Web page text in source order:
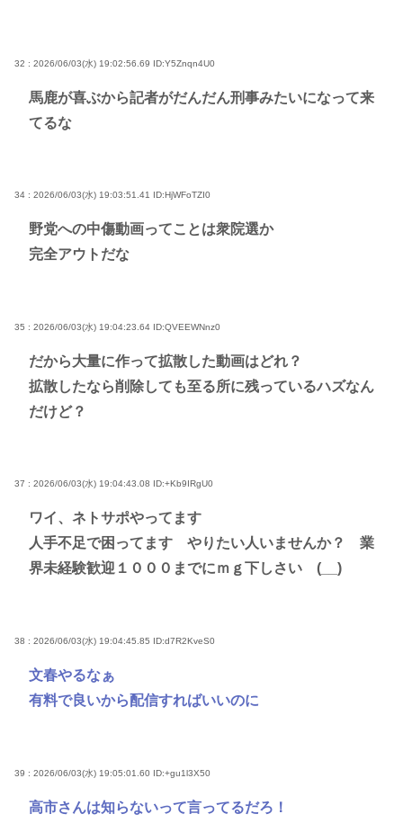
32 : 2026/06/03(水) 19:02:56.69 ID:Y5Znqn4U0
馬鹿が喜ぶから記者がだんだん刑事みたいになって来
てるな
34 : 2026/06/03(水) 19:03:51.41 ID:HjWFoTZI0
野党への中傷動画ってことは衆院選か
完全アウトだな
35 : 2026/06/03(水) 19:04:23.64 ID:QVEEWNnz0
だから大量に作って拡散した動画はどれ？
拡散したなら削除しても至る所に残っているハズなん
だけど？
37 : 2026/06/03(水) 19:04:43.08 ID:+Kb9IRgU0
ワイ、ネトサポやってます
人手不足で困ってます やりたい人いませんか？ 業
界未経験歓迎１０００までにｍｇ下しさい (__)
38 : 2026/06/03(水) 19:04:45.85 ID:d7R2KveS0
文春やるなぁ
有料で良いから配信すればいいのに
39 : 2026/06/03(水) 19:05:01.60 ID:+gu1l3X50
高市さんは知らないって言ってるだろ！